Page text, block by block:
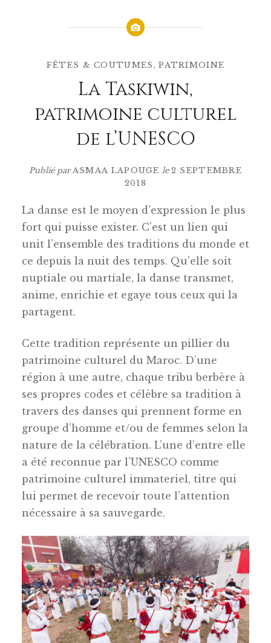
FÊTES & COUTUMES,PATRIMOINE
La Taskiwin,
patrimoine culturel
de l’UNESCO
Publié parASMAA LAPOUGE le2 SEPTEMBRE
2018
La danse est le moyen d’expression le plus
fort qui puisse exister. C’est un lien qui
unit l’ensemble des traditions du monde et
ce depuis la nuit des temps. Qu’elle soit
nuptiale ou martiale, la danse transmet,
anime, enrichie et egaye tous ceux qui la
partagent.
Cette tradition représente un pillier du
patrimoine culturel du Maroc. D’une
région à une autre, chaque tribu berbère à
ses propres codes et célèbre sa tradition à
travers des danses qui prennent forme en
groupe d’homme et/ou de femmes selon la
nature de la célébration. L’une d’entre elle
a été reconnue par l’UNESCO comme
patrimoine culturel immateriel, titre qui
lui permet de recevoir toute l’attention
nécessaire à sa sauvegarde.